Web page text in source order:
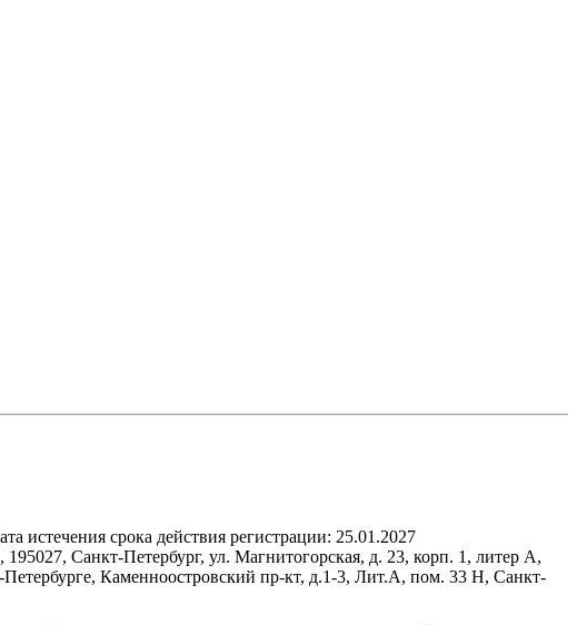
истечения срока действия регистрации: 25.01.2027
Санкт-Петербург, ул. Магнитогорская, д. 23, корп. 1, литер А,
Каменноостровский пр-кт, д.1-3, Лит.А, пом. 33 Н, Санкт-